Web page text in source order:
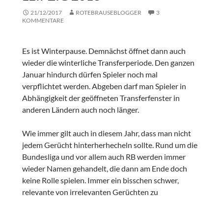
21/12/2017 ROTEBRAUSEBLOGGER
3
KOMMENTARE
Es ist Winterpause. Demnächst öffnet dann auch
wieder die winterliche Transferperiode. Den ganzen
Januar hindurch dürfen Spieler noch mal
verpflichtet werden. Abgeben darf man Spieler in
Abhängigkeit der geöffneten Transferfenster in
anderen Ländern auch noch länger.
Wie immer gilt auch in diesem Jahr, dass man nicht
jedem Gerücht hinterherhecheln sollte. Rund um die
Bundesliga und vor allem auch RB werden immer
wieder Namen gehandelt, die dann am Ende doch
keine Rolle spielen. Immer ein bisschen schwer,
relevante von irrelevanten Gerüchten zu